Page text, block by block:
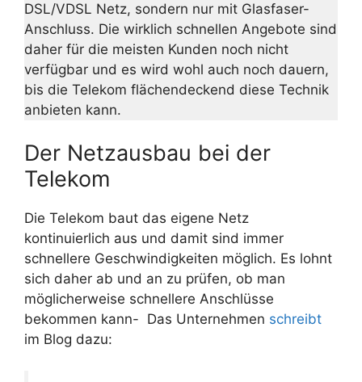
DSL/VDSL Netz, sondern nur mit Glasfaser-
Anschluss. Die wirklich schnellen Angebote sind
daher für die meisten Kunden noch nicht
verfügbar und es wird wohl auch noch dauern,
bis die Telekom flächendeckend diese Technik
anbieten kann.
Der Netzausbau bei der
Telekom
Die Telekom baut das eigene Netz
kontinuierlich aus und damit sind immer
schnellere Geschwindigkeiten möglich. Es lohnt
sich daher ab und an zu prüfen, ob man
möglicherweise schnellere Anschlüsse
bekommen kann- Das Unternehmen schreibt
im Blog dazu: